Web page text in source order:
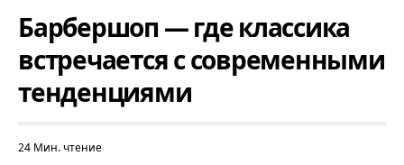
Барбершоп — где классика
встречается с современными
тенденциями
24 Мин. чтение